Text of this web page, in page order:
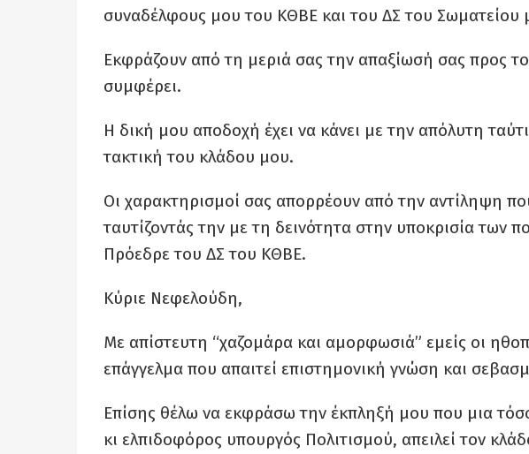
συναδέλφους μου του ΚΘΒΕ και του ΔΣ του Σωματείου
Εκφράζουν από τη μεριά σας την απαξίωσή σας προς
συμφέρει.
Η δική μου αποδοχή έχει να κάνει με την απόλυτη
τακτική του κλάδου μου.
Οι χαρακτηρισμοί σας απορρέουν από την αντίληψη
ταυτίζοντάς την με τη δεινότητα στην υποκρισία των
Πρόεδρε του ΔΣ του ΚΘΒΕ.
Κύριε Νεφελούδη,
Με απίστευτη “χαζομάρα και αμορφωσιά” εμείς οι
επάγγελμα που απαιτεί επιστημονική γνώση και
Επίσης θέλω να εκφράσω την έκπληξή μου που μια
κι ελπιδοφόρος υπουργός Πολιτισμού, απειλεί τον